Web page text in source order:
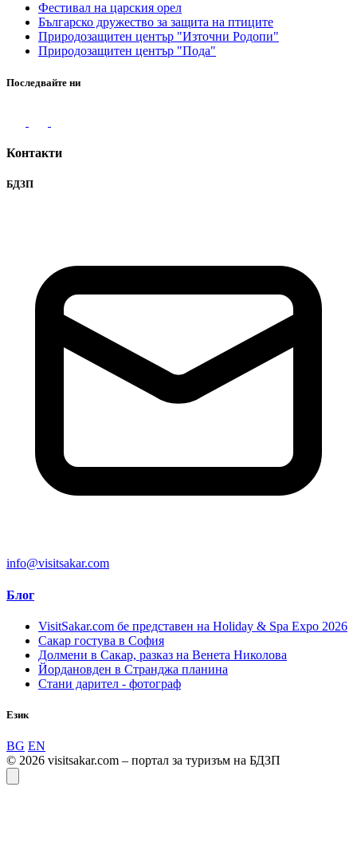
Фестивал на царския орел
Българско дружество за защита на птиците
Природозащитен център "Източни Родопи"
Природозащитен център "Пода"
Последвайте ни
Контакти
БДЗП
info@visitsakar.com
Блог
VisitSakar.com бе представен на Holiday & Spa Expo 2026
Сакар гостува в София
Долмени в Сакар, разказ на Венета Николова
Йордановден в Странджа планина
Стани дарител - фотограф
Език
BG EN
© 2026 visitsakar.com – портал за туризъм на БДЗП